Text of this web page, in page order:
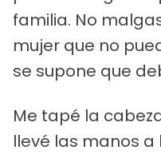
familia. No
mujer que no
se supone que
Me tapé la
llevé las manos a